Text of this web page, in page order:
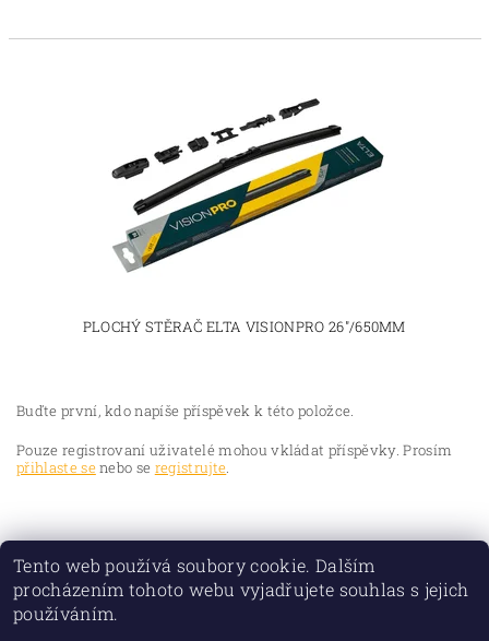
PLOCHÝ STĚRAČ ELTA VISIONPRO 26"/650MM
Buďte první, kdo napíše příspěvek k této položce.
Pouze registrovaní uživatelé mohou vkládat příspěvky. Prosím
přihlaste senebo se registrujte.
Tento web používá soubory cookie. Dalším
procházením tohoto webu vyjadřujete souhlas s jejich
používáním.